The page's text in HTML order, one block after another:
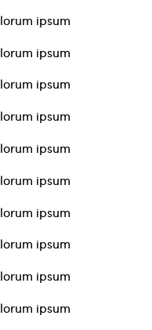
lorum ipsum
lorum ipsum
lorum ipsum
lorum ipsum
lorum ipsum
lorum ipsum
lorum ipsum
lorum ipsum
lorum ipsum
lorum ipsum